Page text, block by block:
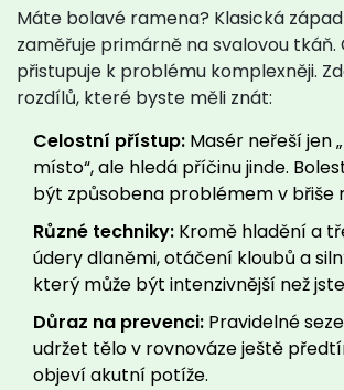
Máte bolavé ramena? Klasická
zaměřuje primárně na svalovou tkáň.
přistupuje k problému komplexněji.
rozdílů, které byste měli znát:
Celostní přístup: Masér neřeší jen
místo“, ale hledá příčinu jinde.
být způsobena problémem v břiše
Různé techniky: Kromě hladění a
údery dlaněmi, otáčení kloubů a
který může být intenzivnější než
Důraz na prevenci: Pravidelné
udržet tělo v rovnováze ještě
objeví akutní potíže.